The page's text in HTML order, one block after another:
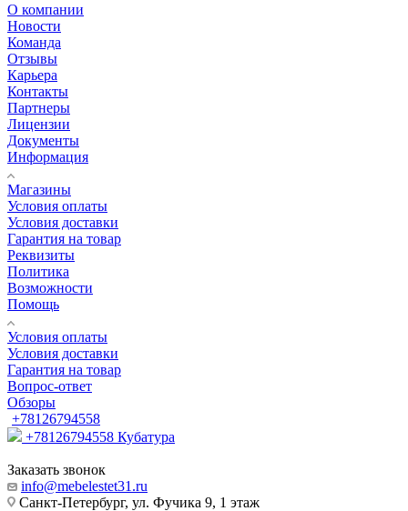
О компании
Новости
Команда
Отзывы
Карьера
Контакты
Партнеры
Лицензии
Документы
Информация
Магазины
Условия оплаты
Условия доставки
Гарантия на товар
Реквизиты
Политика
Возможности
Помощь
Условия оплаты
Условия доставки
Гарантия на товар
Вопрос-ответ
Обзоры
+78126794558
+78126794558 Кубатура
Заказать звонок
info@mebelestet31.ru
Санкт-Петербург, ул. Фучика 9, 1 этаж